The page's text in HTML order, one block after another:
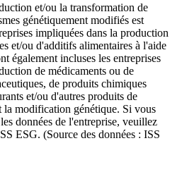
et/ou la transformation de
génétiquement modifiés est
impliquées dans la production
et/ou d'additifs alimentaires à l'aide
également incluses les entreprises
de médicaments ou de
de produits chimiques
et/ou d'autres produits de
la modification génétique. Si vous
données de l'entreprise, veuillez
ESG. (Source des données : ISS